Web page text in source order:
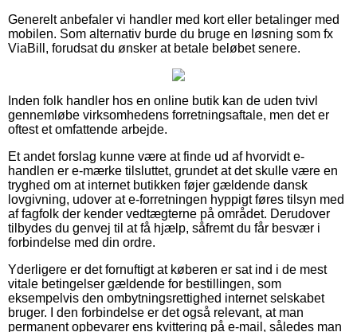
Generelt anbefaler vi handler med kort eller betalinger med
mobilen. Som alternativ burde du bruge en løsning som fx
ViaBill, forudsat du ønsker at betale beløbet senere.
Inden folk handler hos en online butik kan de uden tvivl
gennemløbe virksomhedens forretningsaftale, men det er
oftest et omfattende arbejde.
Et andet forslag kunne være at finde ud af hvorvidt e-
handlen er e-mærke tilsluttet, grundet at det skulle være en
tryghed om at internet butikken føjer gældende dansk
lovgivning, udover at e-forretningen hyppigt føres tilsyn med
af fagfolk der kender vedtægterne på området. Derudover
tilbydes du genvej til at få hjælp, såfremt du får besvær i
forbindelse med din ordre.
Yderligere er det fornuftigt at køberen er sat ind i de mest
vitale betingelser gældende for bestillingen, som
eksempelvis den ombytningsrettighed internet selskabet
bruger. I den forbindelse er det også relevant, at man
permanent opbevarer ens kvittering på e-mail, således man